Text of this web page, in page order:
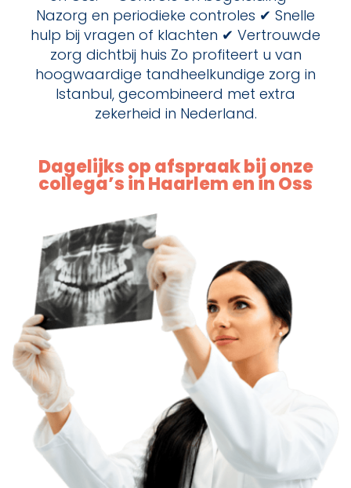
Nazorg en periodieke controles ✔ Snelle
hulp bij vragen of klachten ✔ Vertrouwde
zorg dichtbij huis Zo profiteert u van
hoogwaardige tandheelkundige zorg in
Istanbul, gecombineerd met extra
zekerheid in Nederland.
Dagelijks op afspraak bij onze
collega’s in Haarlem en in Oss